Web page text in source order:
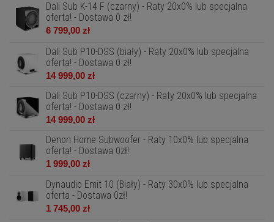
Dali Sub K-14 F (czarny) - Raty 20x0% lub specjalna
oferta! - Dostawa 0 zł!
6 799,00 zł
Dali Sub P10-DSS (biały) - Raty 20x0% lub specjalna
oferta! - Dostawa 0 zł!
14 999,00 zł
Dali Sub P10-DSS (czarny) - Raty 20x0% lub specjalna
oferta! - Dostawa 0 zł!
14 999,00 zł
Denon Home Subwoofer - Raty 10x0% lub specjalna
oferta! - Dostawa 0zł!
1 999,00 zł
Dynaudio Emit 10 (Biały) - Raty 30x0% lub specjalna
oferta - Dostawa 0zł!
1 745,00 zł